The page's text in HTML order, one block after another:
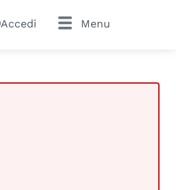
Accedi Menu